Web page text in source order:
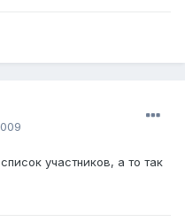
участников, а то так